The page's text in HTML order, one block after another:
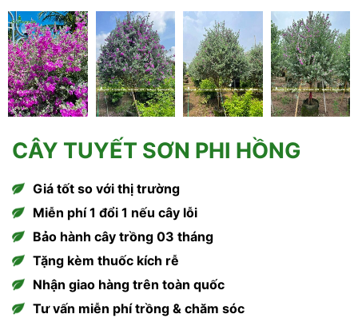
CÂY TUYẾT SƠN PHI HỒNG
Giá tốt so với thị trường
Miễn phí 1 đổi 1 nếu cây lỗi
Bảo hành cây trồng 03 tháng
Tặng kèm thuốc kích rễ
Nhận giao hàng trên toàn quốc
Tư vấn miễn phí trồng & chăm sóc